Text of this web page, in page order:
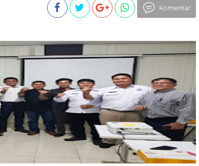
Komentar